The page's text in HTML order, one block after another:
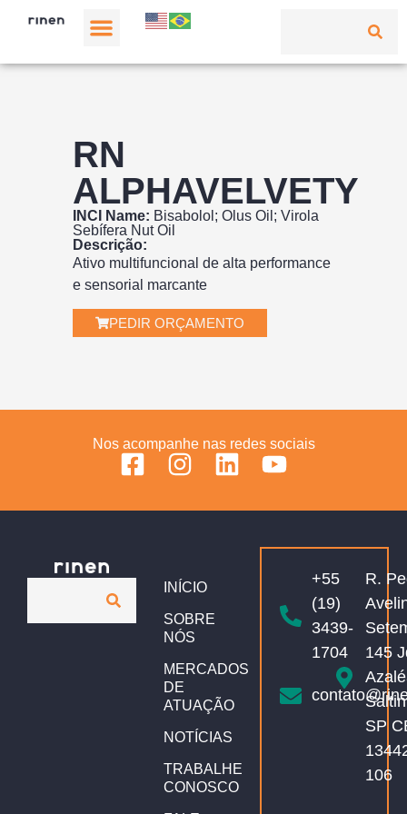
RN
ALPHAVELVETY
INCI Name: Bisabolol; Olus Oil; Virola
Sebífera Nut Oil
Descrição:
Ativo multifuncional de alta performance
e sensorial marcante
PEDIR ORÇAMENTO
Nos acompanhe nas redes sociais
INÍCIO
SOBRE
NÓS
MERCADOS
DE
ATUAÇÃO
NOTÍCIAS
TRABALHE
CONOSCO
+55
(19)
3439-
1704
R.
145
SP
106